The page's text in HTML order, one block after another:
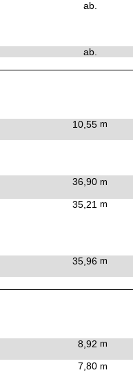
ab.
ab.
10,55 m
36,90 m
35,21 m
35,96 m
8,92 m
7,80 m